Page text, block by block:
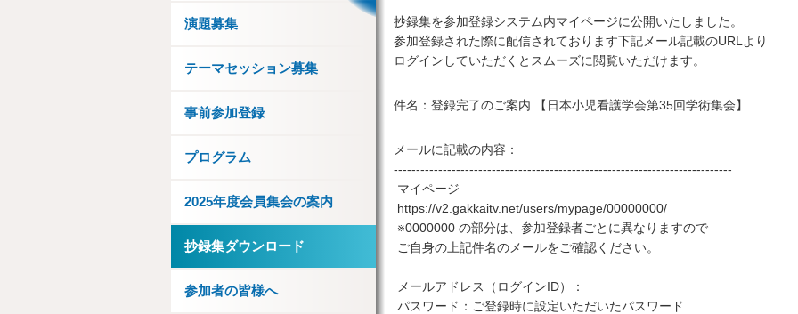
抄録集を参加登録システム内マイページに公開いたしました。
参加登録された際に配信されております下記メール記載のURLより
ログインしていただくとスムーズに閲覧いただけます。
件名：登録完了のご案内 【日本小児看護学会第35回学術集会】
メールに記載の内容：
----------------------------------------------------------------------------
マイページ
https://v2.gakkaitv.net/users/mypage/00000000/
※0000000 の部分は、参加登録者ごとに異なりますので
ご自身の上記件名のメールをご確認ください。
メールアドレス（ログインID）：
パスワード：ご登録時に設定いただいたパスワード
演題募集
テーマセッション募集
事前参加登録
プログラム
2025年度会員集会の案内
抄録集ダウンロード
参加者の皆様へ